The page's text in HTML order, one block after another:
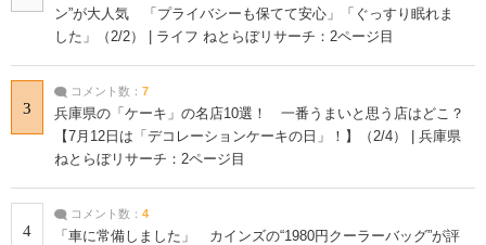
ン”が大人気 「プライバシーも保てて安心」「ぐっすり眠れま
した」（2/2） | ライフ ねとらぼリサーチ：2ページ目
3
コメント数： 7
兵庫県の「ケーキ」の名店10選！ 一番うまいと思う店はどこ？
【7月12日は「デコレーションケーキの日」！】（2/4） | 兵庫県
ねとらぼリサーチ：2ページ目
4
コメント数： 4
「車に常備しました」 カインズの“1980円クーラーバッグ”が評